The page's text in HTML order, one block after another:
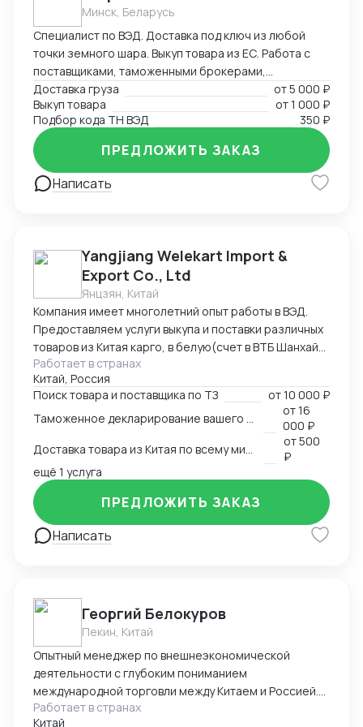
пресс-фильтры, флотационные машины и прочее).
Есть проверенная база производителей из Китая с
качественным оборудованием.
Минск, Беларусь
Специалист по ВЭД. Доставка под ключ из любой
точки земного шара. Выкуп товара из ЕС. Работа с
поставщиками, таможенными брокерами,
перевозчиками. Создание и редактирование
документов (любых (прям любых)) под ваши нужды.
Доставка груза от5 000 ₽
Выкуп товара
от1 000 ₽
Подбор кода ТН ВЭД
350 ₽
Написать
ПРЕДЛОЖИТЬ ЗАКАЗ
Yangjiang Welekart Import &
Export Co., Ltd
Янцзян, Китай
Компания имеет многолетний опыт работы в ВЭД.
Предоставляем услуги выкупа и поставки различных
товаров из Китая карго, в белую(счет в ВТБ Шанхай),
под ключ. Помогаем с оформлением различных
сертификатов на территории КНР. В частности, из
за территориального расположения компании,
специализируемся на кухонной утвари, ножах,
маникюрные металлические инструменты и т.п.;
стоматологических металлических инструментах.
Работает в странах
Китай, Россия
Поиск товара и поставщика по ТЗ
от10 000 ₽
от16
000 ₽
от500
₽
ещё 1 услуга
Написать
ПРЕДЛОЖИТЬ ЗАКАЗ
Георгий Белокуров
Пекин, Китай
Опытный менеджер по внешнеэкономической
деятельности с глубоким пониманием
международной торговли между Китаем и Россией.
Более 8 лет практического опыта в сфере импорта,
Работает в странах
Китай